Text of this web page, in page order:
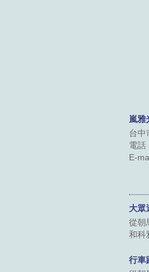
嵐
台中
電話
E-
大眾
從朝
和科
行車